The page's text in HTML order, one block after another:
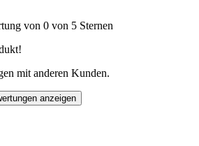
von 0 von 5 Sternen
mit anderen Kunden.
anzeigen